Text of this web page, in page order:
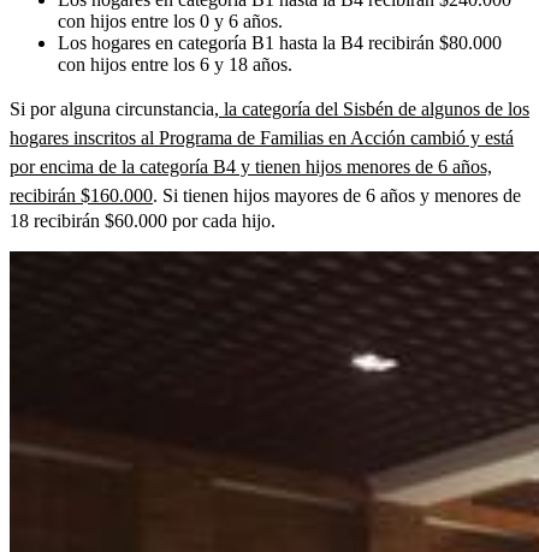
con hijos entre los 0 y 6 años.
Los hogares en categoría B1 hasta la B4 recibirán $80.000
con hijos entre los 6 y 18 años.
Si por alguna circunstancia, la categoría del Sisbén de algunos de los
hogares inscritos al Programa de Familias en Acción cambió y está
por encima de la categoría B4 y tienen hijos menores de 6 años,
recibirán $160.000. Si tienen hijos mayores de 6 años y menores de
18 recibirán $60.000 por cada hijo.